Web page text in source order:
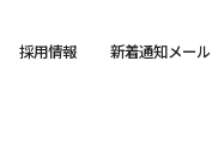
採用情報 新着通知メール